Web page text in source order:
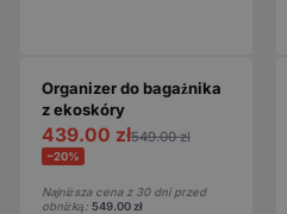
Organizer do bagażnika
z ekoskóry
439.00 zł549.00zł
−20%
Najniższa cena z 30 dni przed
obniżką: 549.00zł